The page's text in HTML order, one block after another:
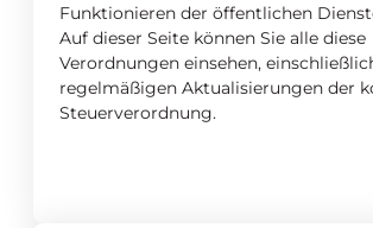
Funktionieren der öffentlichen
Auf dieser Seite können Sie alle diese
Verordnungen einsehen,
regelmäßigen Aktualisierungen der
Steuerverordnung.